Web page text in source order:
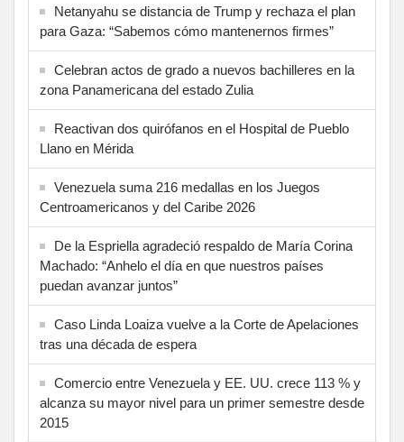
Netanyahu se distancia de Trump y rechaza el plan
para Gaza: “Sabemos cómo mantenernos firmes”
Celebran actos de grado a nuevos bachilleres en la
zona Panamericana del estado Zulia
Reactivan dos quirófanos en el Hospital de Pueblo
Llano en Mérida
Venezuela suma 216 medallas en los Juegos
Centroamericanos y del Caribe 2026
De la Espriella agradeció respaldo de María Corina
Machado: “Anhelo el día en que nuestros países
puedan avanzar juntos”
Caso Linda Loaiza vuelve a la Corte de Apelaciones
tras una década de espera
Comercio entre Venezuela y EE. UU. crece 113 % y
alcanza su mayor nivel para un primer semestre desde
2015